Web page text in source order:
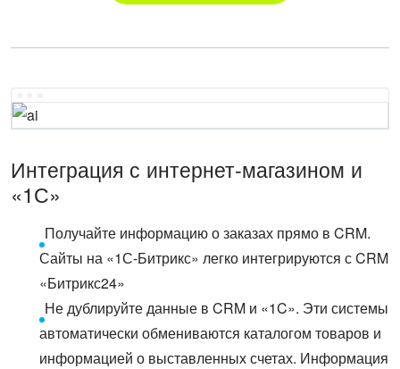
Интеграция с интернет-магазином и
«1С»
Получайте информацию о заказах прямо в CRM.
Сайты на «1С-Битрикс» легко интегрируются с CRM
«Битрикс24»
Не дублируйте данные в CRM и «1C». Эти системы
автоматически обмениваются каталогом товаров и
информацией о выставленных счетах. Информация